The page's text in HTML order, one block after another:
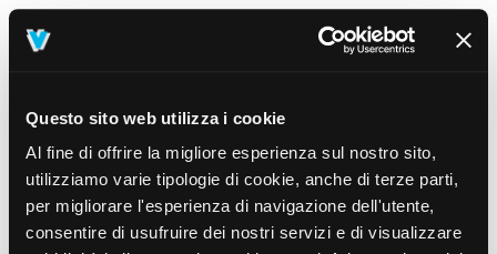
Questo sito web utilizza i cookie
Al fine di offrire la migliore esperienza sul nostro sito,
utilizziamo varie tipologie di cookie, anche di terze parti,
per migliorare l'esperienza di navigazione dell'utente,
consentire di usufruire dei nostri servizi e di visualizzare